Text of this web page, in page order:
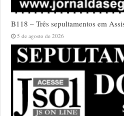
B118 – Três sepultamentos em
5 de agosto de 2026